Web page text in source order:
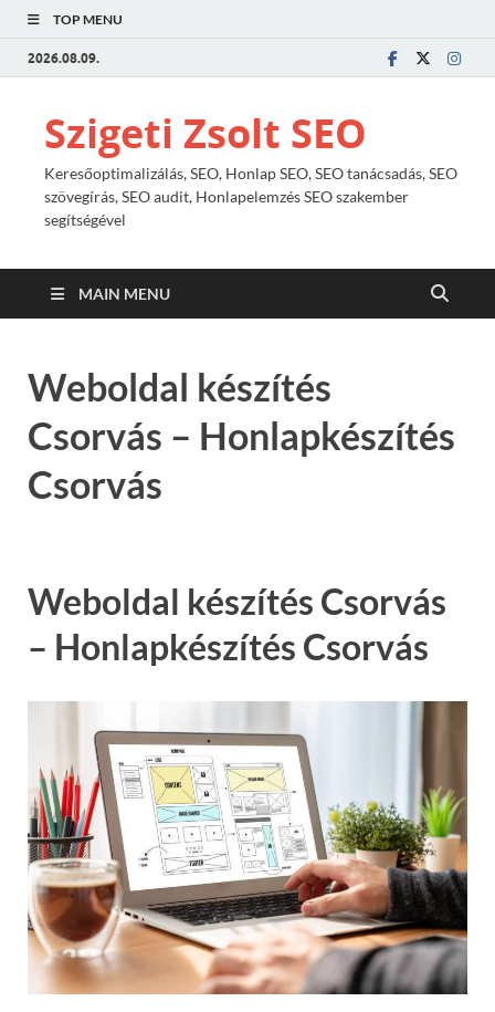
TOP MENU
2026.08.09.
Szigeti Zsolt SEO
Keresőoptimalizálás, SEO, Honlap SEO, SEO tanácsadás, SEO
szövegírás, SEO audit, Honlapelemzés SEO szakember
segítségével
MAIN MENU
Weboldal készítés
Csorvás – Honlapkészítés
Csorvás
Weboldal készítés Csorvás
– Honlapkészítés Csorvás